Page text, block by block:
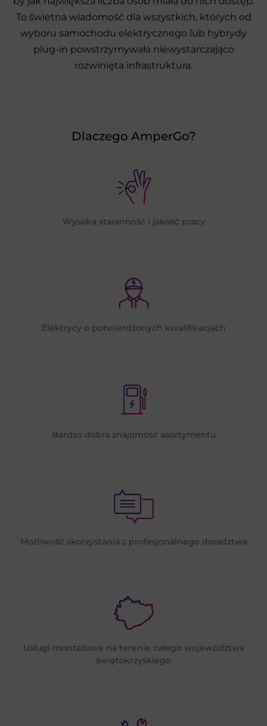
To świetna wiadomość dla wszystkich, których od
wyboru samochodu elektrycznego lub hybrydy
plug-in powstrzymywała niewystarczająco
rozwinięta infrastruktura.
Dlaczego AmperGo?
Wysoka staranność i jakość pracy
Elektrycy o potwierdzonych kwalifikacjach
Bardzo dobra znajomość asortymentu
Możliwość skorzystania z profesjonalnego doradztwa
Usługi montażowe na terenie całego województwa
świętokrzyskiego